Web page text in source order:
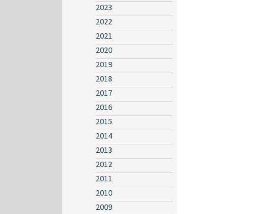
2023
2022
2021
2020
2019
2018
2017
2016
2015
2014
2013
2012
2011
2010
2009